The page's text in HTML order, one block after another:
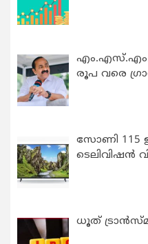
രൂപ വരെ
സോണി 115
ടെലിവിഷൻ
ധൂത്